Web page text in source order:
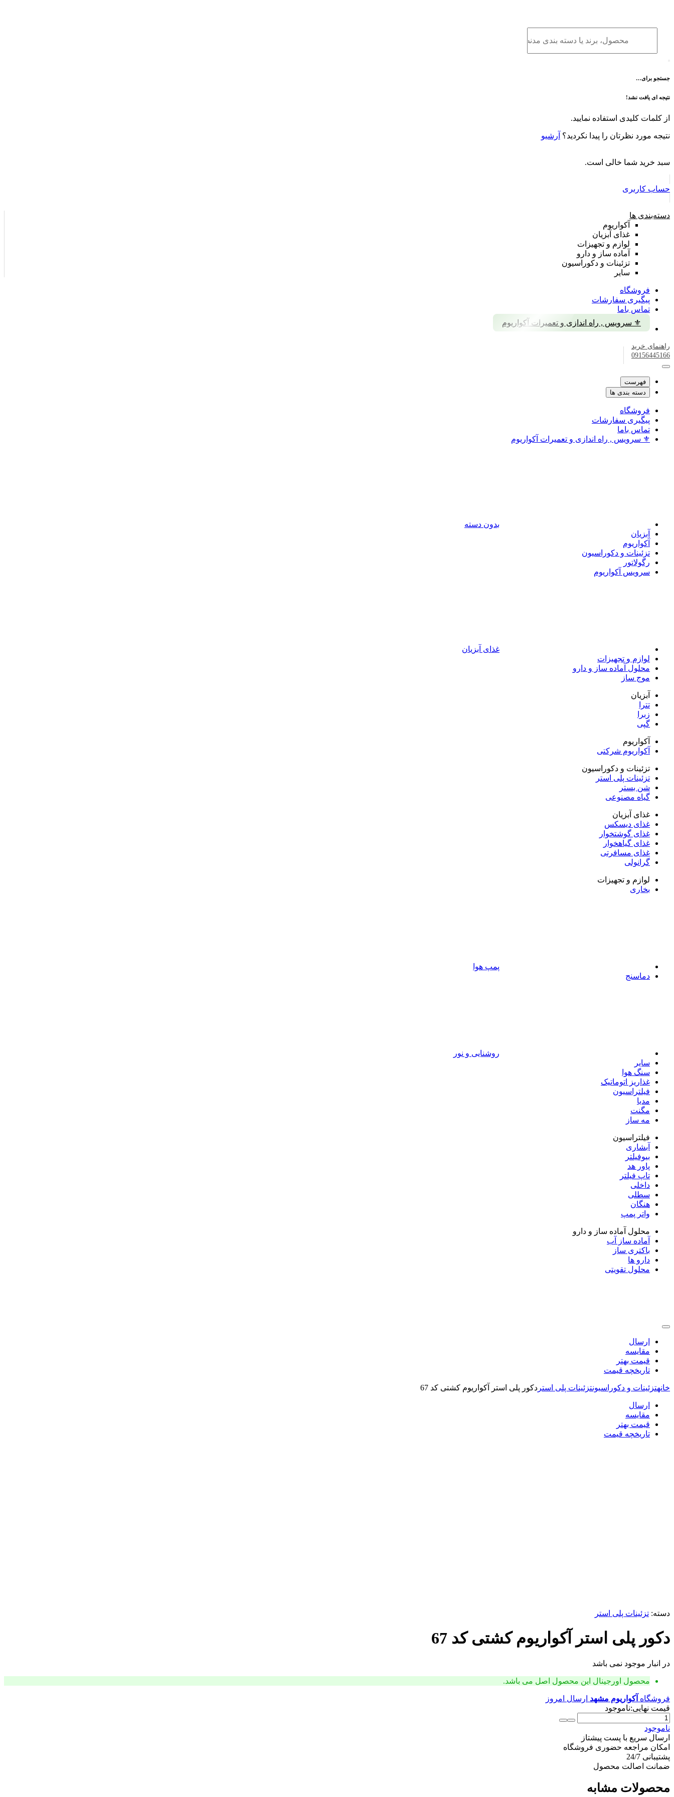
محتوا
جستجو برای…
نتیجه ای یافت نشد!
از کلمات کلیدی استفاده نمایید.
نتیجه مورد نظرتان را پیدا نکردید؟ آرشیو
سبد خرید شما خالی است.
حساب کاربری
دسته‌بندی ها
آکواریوم
غذای آبزیان
لوازم و تجهیزات
آماده ساز و دارو
تزئینات و دکوراسیون
سایر
فروشگاه
پیگیری سفارشات
تماس باما
⚜️ سرویس , راه اندازی و تعمیرات آکواریوم
راهنمای خرید
09156445166
فهرست
دسته بندی ها
فروشگاه
پیگیری سفارشات
تماس باما
⚜️ سرویس , راه اندازی و تعمیرات آکواریوم
بدون دسته
آبزیان
آکواریوم
تزئینات و دکوراسیون
رگولاتور
سرویس آکواریوم
غذای آبزیان
لوازم و تجهیزات
محلول آماده ساز و دارو
موج ساز
آبزیان
تترا
زبرا
گپی
آکواریوم
آکواریوم شرکتی
تزئینات و دکوراسیون
تزئینات پلی استر
شن بستر
گیاه مصنوعی
غذای آبزیان
غذای دیسکس
غذای گوشتخوار
غذای گیاهخوار
غذای مسافرتی
گرانولی
لوازم و تجهیزات
بخاری
پمپ هوا
دماسنج
روشنایی و نور
سایر
سنگ هوا
غذاریز اتوماتیک
فیلتراسیون
مدیا
مگنت
مه ساز
فیلتراسیون
آبشاری
بیوفیلتر
پاور هد
تاپ فیلتر
داخلی
سطلی
هنگان
واتر پمپ
محلول آماده ساز و دارو
آماده ساز آب
باکتری ساز
دارو ها
محلول تقویتی
ارسال
مقایسه
قیمت بهتر
تاریخچه قیمت
خانهتزئینات و دکوراسیونتزئینات پلی استر دکور پلی استر آکواریوم کشتی کد 67
ارسال
مقایسه
قیمت بهتر
تاریخچه قیمت
دسته: تزئینات پلی استر
دکور پلی استر آکواریوم کشتی کد 67
در انبار موجود نمی باشد
محصول اورجینال این محصول اصل می باشد.
فروشگاه آکواریوم مشهد ارسال امروز
قیمت نهایی:ناموجود
دکور
پلی
استر
آکواریوم
کشتی
کد
ناموجود
ارسال سریع با پست پیشتاز
امکان مراجعه حضوری فروشگاه
پشتیبانی 24/7
ضمانت اصالت محصول
محصولات مشابه